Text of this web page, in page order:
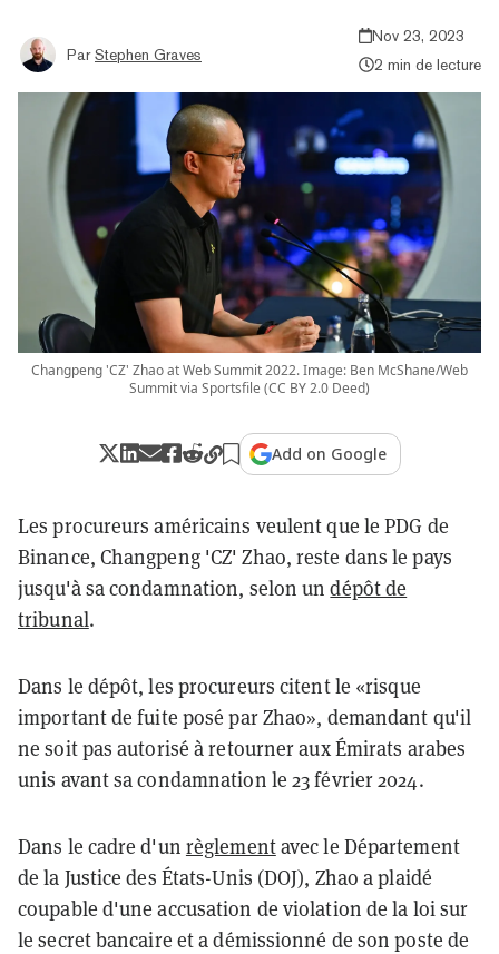
Par Stephen Graves
Nov 23, 2023
2 min de lecture
Changpeng 'CZ' Zhao at Web Summit 2022. Image: Ben McShane/Web
Summit via Sportsfile (CC BY 2.0 Deed)
Add on Google
Les procureurs américains veulent que le PDG de
Binance, Changpeng 'CZ' Zhao, reste dans le pays
jusqu'à sa condamnation, selon undépôt de
tribunal.
Dans le dépôt, les procureurs citent le «risque
important de fuite posé par Zhao», demandant qu'il
ne soit pas autorisé à retourner aux Émirats arabes
unis avant sa condamnation le 23 février 2024.
Dans le cadre d'un règlementavec le Département
de la Justice des États-Unis (DOJ), Zhao a plaidé
coupable d'une accusation de violation de la loi sur
le secret bancaire et a démissionné de son poste de